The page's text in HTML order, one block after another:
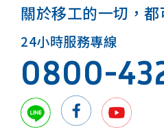
關於移工的一切，
24小時服務專線
0800-